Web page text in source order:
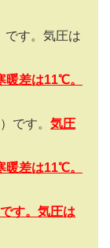
です。気圧は
暖差は11℃。
です。 気圧
暖差は11℃。
す。気圧は